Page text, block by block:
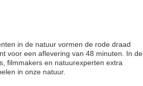
in de natuur vormen de rode draad
voor een aflevering van 48 minuten. In de
filmmakers en natuurexperten extra
in onze natuur.